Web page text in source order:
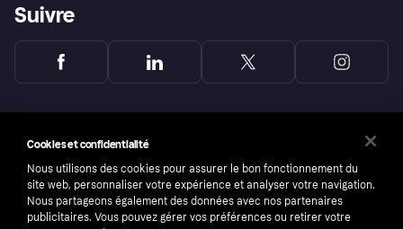
Suivre
Cookies et confidentialité
Nous utilisons des cookies pour assurer le bon fonctionnement du
site web, personnaliser votre expérience et analyser votre navigation.
Nous partageons également des données avec nos partenaires
publicitaires. Vous pouvez gérer vos préférences ou retirer votre